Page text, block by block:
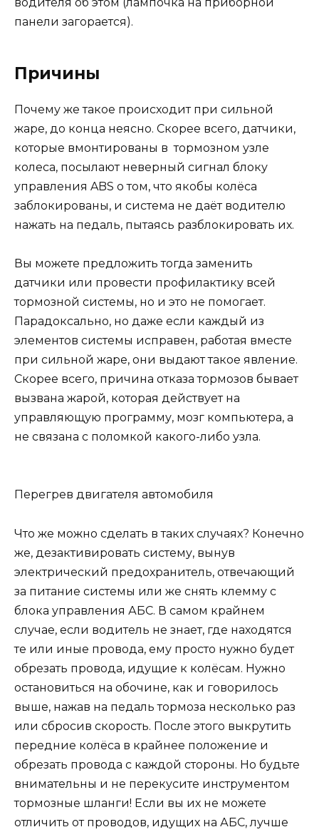
панели загорается).
Причины
Почему же такое происходит при сильной
жаре, до конца неясно. Скорее всего, датчики,
которые вмонтированы в тормозном узле
колеса, посылают неверный сигнал блоку
управления ABS о том, что якобы колёса
заблокированы, и система не даёт водителю
нажать на педаль, пытаясь разблокировать их.
Вы можете предложить тогда заменить
датчики или провести профилактику всей
тормозной системы, но и это не помогает.
Парадоксально, но даже если каждый из
элементов системы исправен, работая вместе
при сильной жаре, они выдают такое явление.
Скорее всего, причина отказа тормозов бывает
вызвана жарой, которая действует на
управляющую программу, мозг компьютера, а
не связана с поломкой какого-либо узла.
Перегрев двигателя автомобиля
Что же можно сделать в таких случаях? Конечно
же, дезактивировать систему, вынув
электрический предохранитель, отвечающий
за питание системы или же снять клемму с
блока управления АБС. В самом крайнем
случае, если водитель не знает, где находятся
те или иные провода, ему просто нужно будет
обрезать провода, идущие к колёсам. Нужно
остановиться на обочине, как и говорилось
выше, нажав на педаль тормоза несколько раз
или сбросив скорость. После этого выкрутить
передние колёса в крайнее положение и
обрезать провода с каждой стороны. Но будьте
внимательны и не перекусите инструментом
тормозные шланги! Если вы их не можете
отличить от проводов, идущих на АБС, лучше